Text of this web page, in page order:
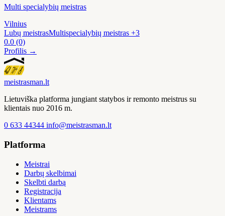
Multi specialybių meistras
Vilnius
Lubų meistrasMultispecialybių meistras +3
0.0 (0)
Profilis →
meistrasman.lt
Lietuviška platforma jungiant statybos ir remonto meistrus su
klientais nuo 2016 m.
0 633 44344 info@meistrasman.lt
Platforma
Meistrai
Darbų skelbimai
Skelbti darbą
Registracija
Klientams
Meistrams